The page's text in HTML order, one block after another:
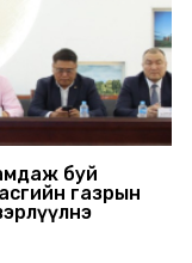
буй
газрын